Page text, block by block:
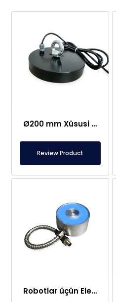
Ø200 mm Xüsusi İstehsal Elektromaqnit
Review Product
Robotlar üçün Elektromaqnit